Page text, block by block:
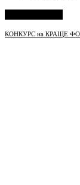
КОНКУРС на КРАЩЕ